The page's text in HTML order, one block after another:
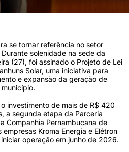
se tornar referência no setor
solenidade na sede da
(27), foi assinado o Projeto de Lei
Solar, uma iniciativa para
e expansão da geração de
investimento de mais de R$ 420
a segunda etapa da Parceria
Companhia Pernambucana de
Kroma Energia e Elétron
operação em junho de 2026.